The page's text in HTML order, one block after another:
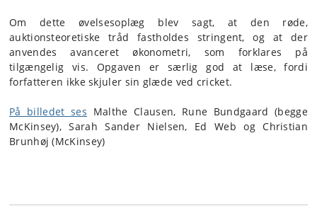
Om dette øvelsesoplæg blev sagt, at den røde,
auktionsteoretiske tråd fastholdes stringent, og at der
anvendes avanceret økonometri, som forklares på
tilgængelig vis. Opgaven er særlig god at læse, fordi
forfatteren ikke skjuler sin glæde ved cricket.
På billedet ses Malthe Clausen, Rune Bundgaard (begge
McKinsey), Sarah Sander Nielsen, Ed Web og Christian
Brunhøj (McKinsey)